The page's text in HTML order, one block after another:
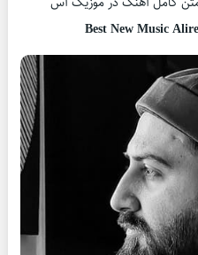
Best New Music